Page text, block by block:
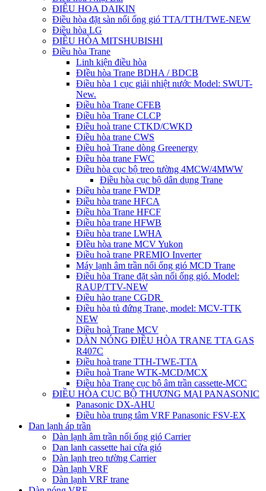
ĐIÊU HOA DAIKIN
Điều hòa đặt sàn nối ống gió TTA/TTH/TWE-NEW
Điều hòa LG
ĐIỀU HÒA MITSHUBISHI
Điều hòa Trane
Linh kiện điều hòa
ĐIều hòa Trane BDHA / BDCB
Điều hòa 1 cục giải nhiệt nước Model: SWUT-
New.
Điều hòa Trane CFEB
Điều hòa Trane CLCP
Điều hoà trane CTKD/CWKD
Điều hòa trane CWS
Điều hoà Trane dòng Greenergy
Điều hòa trane FWC
Điều hòa cục bộ treo tường 4MCW/4MWW
Điều hòa cục bộ dân dụng Trane
Điều hòa trane FWDP
Điều hòa trane HFCA
Điều hòa Trane HFCF
Điều hòa trane HFWB
Điều hòa trane LWHA
ĐIều hòa trane MCV Yukon
Điều hoà trane PREMIO Inverter
Máy lạnh âm trần nối ống gió MCD Trane
Điều hòa Trane đặt sàn nối ống gió. Model:
RAUP/TTV-NEW
Điều hào trane CGDR
Điều hòa tủ đứng Trane, model: MCV-TTK
NEW
Điều hoà Trane MCV
DÀN NÓNG ĐIỀU HÒA TRANE TTA GAS
R407C
Điều hoà trane TTH-TWE-TTA
Điều hoà Trane WTK-MCD/MCX
Điều hòa Trane cục bộ âm trần cassette-MCC
ĐIỀU HÒA CỤC BỘ THƯƠNG MẠI PANASONIC
Panasonic DX-AHU
Điều hòa trung tâm VRF Panasonic FSV-EX
Dan lạnh áp trần
Dàn lạnh âm trần nối ống gió Carrier
Dan lanh cassette hai cửa gió
Dàn lạnh treo tường Carrier
Dàn lạnh VRF
Dàn lạnh VRF trane